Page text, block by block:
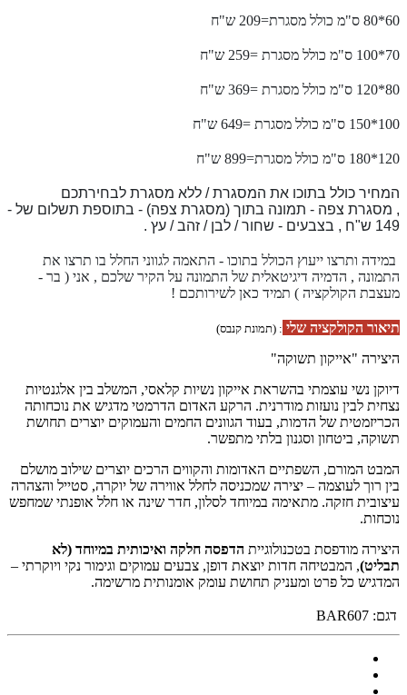
60*80 ס"מ כולל מסגרת=209 ש"ח
70*100 ס"מ כולל מסגרת =259 ש"ח
80*120 ס"מ כולל מסגרת =369 ש"ח
100*150 ס"מ כולל מסגרת =649 ש"ח
120*180 ס"מ כולל מסגרת=899 ש"ח
המחיר כולל בתוכו את המסגרת / ללא מסגרת לבחירתכם
, מסגרת צפה - תמונה בתוך (מסגרת צפה) - בתוספת תשלום של -
149 ש"ח , בצבעים - שחור / לבן / זהב / עץ .
במידה ותרצו ייעוץ הכולל בתוכו - התאמה לגווני החלל בו תרצו את
התמונה , הדמיה דיגיטאלית של התמונה על הקיר שלכם , אני ( בר -
מעצבת הקולקציה ) תמיד כאן לשירותכם !
תיאור הקולקציה שלי : (תמונת קנבס)
היצירה "אייקון תשוקה"
דיוקן נשי עוצמתי בהשראת אייקון נשיות קלאסי, המשלב בין אלגנטיות
נצחית לבין נועזות מודרנית. הרקע האדום הדרמטי מדגיש את נוכחותה
הכריזמטית של הדמות, בעוד הגוונים החמים והעמוקים יוצרים תחושת
תשוקה, ביטחון וסגנון בלתי מתפשר.
המבט המורם, השפתיים האדומות והקווים הרכים יוצרים שילוב מושלם
בין רוך לעוצמה – יצירה שמכניסה לחלל אווירה של יוקרה, סטייל והצהרה
עיצובית חזקה. מתאימה במיוחד לסלון, חדר שינה או חלל אופנתי שמחפש
נוכחות.
היצירה מודפסת בטכנולוגיית הדפסה חלקה ואיכותית במיוחד (לא
תבליט), המבטיחה חדות יוצאת דופן, צבעים עמוקים וגימור נקי ויוקרתי –
המדגיש כל פרט ומעניק תחושת עומק אומנותית מרשימה.
דגם: BAR607